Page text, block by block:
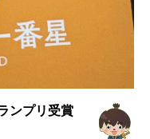
ンプリ受賞